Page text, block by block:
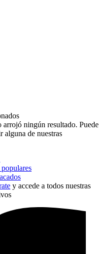
ningún resultado. Puede
alguna de nuestras
y accede a todos nuestras